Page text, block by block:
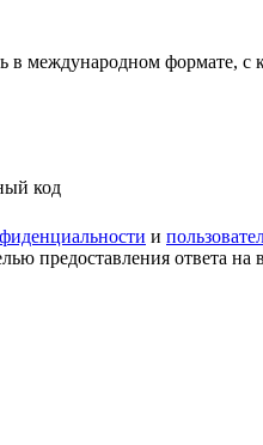
в международном формате, с
код
и
предоставления ответа на